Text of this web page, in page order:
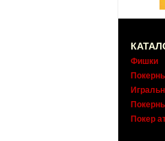
Фишки
Покер